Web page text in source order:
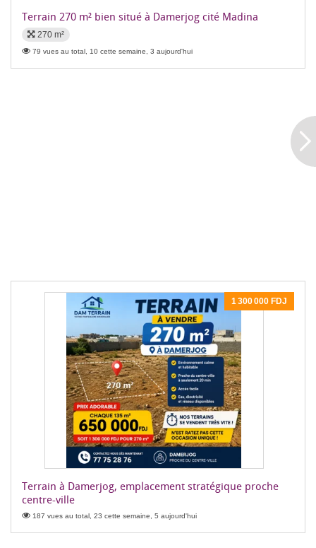
Terrain 270 m² bien situé à Damerjog cité Madina
270 m²
79 vues au total, 10 cette semaine, 3 aujourd'hui
1 300 000 FDJ
Terrain à Damerjog, emplacement stratégique proche
centre-ville
187 vues au total, 23 cette semaine, 5 aujourd'hui